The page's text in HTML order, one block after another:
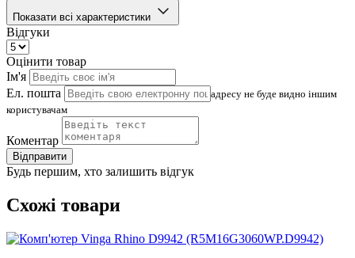
Показати всі характеристики
Відгуки
Оцінити товар
Ім'я
Ел. пошта
адресу не буде видно іншим
користувачам
Коментар
Відправити
Будь першим, хто залишить відгук
Схожі товари